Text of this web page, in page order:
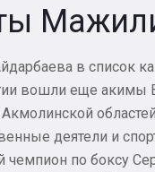
в список
вошли еще акимы
деятели и
чемпион по боксу